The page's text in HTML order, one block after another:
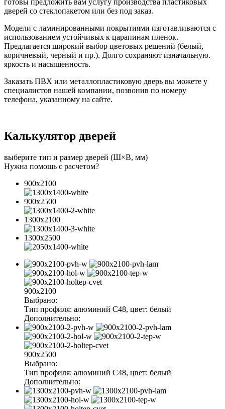
готовы предложить вам услугу производства пластиковых
дверей со стеклопакетом или без под заказ.
Модели с ламинированными покрытиями изготавливаются с
использованием устойчивых к царапинам пленок.
Предлагается широкий выбор цветовых решений (белый,
коричневый, черный и пр.). Долго сохраняют изначальную.
яркость и насыщенность.
Заказать ПВХ или металлопластиковую дверь вы можете у
специалистов нашей компании, позвонив по номеру
телефона, указанному на сайте.
Калькулятор дверей
выберите тип и размер дверей (Ш×В, мм)
Нужна помощь с расчетом?
900x2100
900x2500
1300x2100
1300x2500
900x2100
Выбрано:
Тип профиля: алюминий С48, цвет: белый
Дополнительно:
900x2500
Выбрано:
Тип профиля: алюминий С48, цвет: белый
Дополнительно: